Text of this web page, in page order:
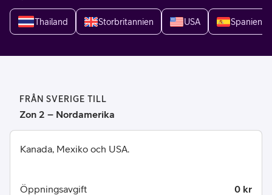
Thailand Storbritannien USA Spanien
FRÅN SVERIGE TILL
Zon 2 – Nordamerika
Kanada, Mexiko och USA.
Öppningsavgift 0 kr